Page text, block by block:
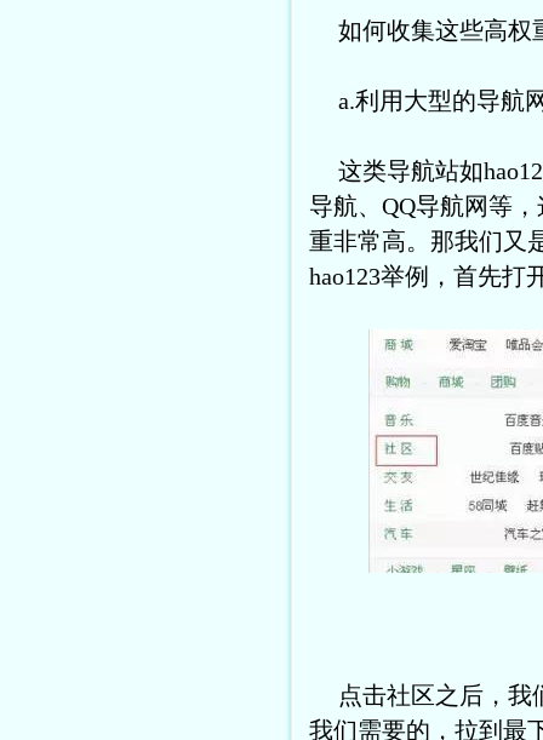
如何收集这些高权
a.利用大型的导航
这类导航站如
导航、QQ导航网等
重非常高。那我们又
hao123举例，首先打
点击社区之后，
我们需要的，拉到最